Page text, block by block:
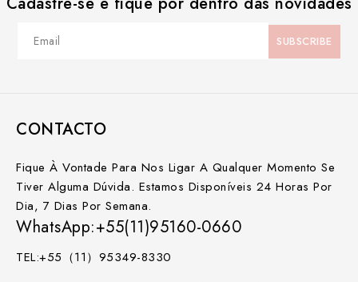
CONTACTO
Fique À Vontade Para Nos Ligar A Qualquer Momento Se
Tiver Alguma Dúvida. Estamos Disponíveis 24 Horas Por
Dia, 7 Dias Por Semana.
WhatsApp:+55(11)95160-0660
TEL:+55（11）95349-8330